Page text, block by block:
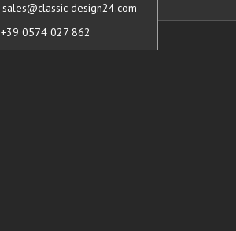
sales@classic-design24.com
+39 0574 027 862